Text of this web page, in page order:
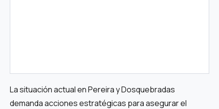
La situación actual en Pereira y Dosquebradas
demanda acciones estratégicas para asegurar el